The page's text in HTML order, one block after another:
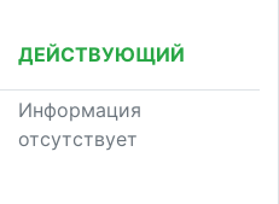
ДЕЙСТВУЮЩИЙ
Информация
отсутствует